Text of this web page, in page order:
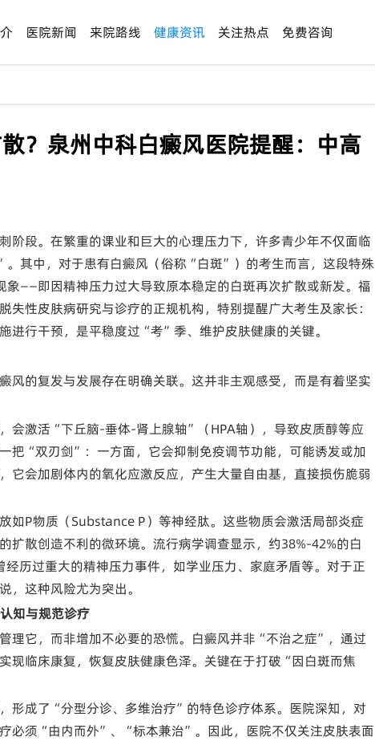
医院新闻 来院路线 健康资讯 关注热点 免费咨询
？泉州中科白癜风医院提醒：中高
阶段。在繁重的课业和巨大的心理压力下，许多青少年不仅面临
其中，对于患有白癜风（俗称“白斑”）的考生而言，这段特殊
——即因精神压力过大导致原本稳定的白斑再次扩散或新发。福
性皮肤病研究与诊疗的正规机构，特别提醒广大考生及家长：
进行干预，是平稳度过“考”季、维护皮肤健康的关键。
风的复发与发展存在明确关联。这并非主观感受，而是有着坚实
会激活“下丘脑-垂体-肾上腺轴”（HPA轴），导致皮质醇等应
把“双刃剑”：一方面，它会抑制免疫调节功能，可能诱发或加
它会加剧体内的氧化应激反应，产生大量自由基，直接损伤脆弱
如P物质（Substance P）等神经肽。这些物质会激活局部炎症
扩散创造不利的微环境。流行病学调查显示，约38%-42%的白
历过重大的精神压力事件，如学业压力、家庭矛盾等。对于正
，这种风险尤为突出。
知与规范诊疗
理它，而非增加不必要的恐慌。白癜风并非“不治之症”，通过
现临床康复，恢复皮肤健康色泽。关键在于打破“因白斑而焦
形成了“分型分诊、多维治疗”的特色诊疗体系。医院深知，对
必须“由内而外”、“标本兼治”。因此，医院不仅关注皮肤表面